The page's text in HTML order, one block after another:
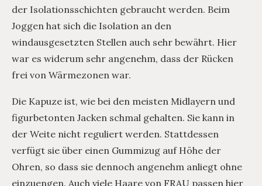
der Isolationsschichten gebraucht werden. Beim
Joggen hat sich die Isolation an den
windausgesetzten Stellen auch sehr bewährt. Hier
war es widerum sehr angenehm, dass der Rücken
frei von Wärmezonen war.
Die Kapuze ist, wie bei den meisten Midlayern und
figurbetonten Jacken schmal gehalten. Sie kann in
der Weite nicht reguliert werden. Stattdessen
verfügt sie über einen Gummizug auf Höhe der
Ohren, so dass sie dennoch angenehm anliegt ohne
einzuengen. Auch viele Haare von FRAU passen hier